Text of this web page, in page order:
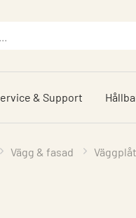
& Support
Vägg & fasad Väggplåt